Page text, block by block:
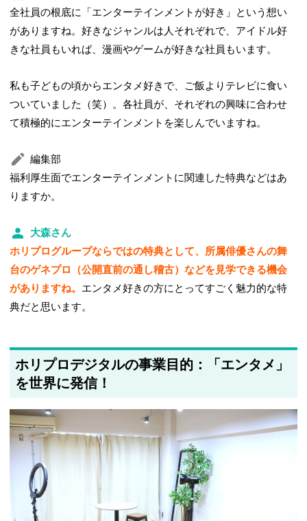
全社員の根底に「エンターテインメントが好き」という想い
がありますね。好きなジャンルは人それぞれで、アイドル好
きな社員もいれば、漫画やゲームが好きな社員もいます。
私も子どもの頃からエンタメ好きで、ご飯よりテレビに食い
ついていました（笑）。各社員が、それぞれの興味に合わせ
て積極的にエンターテインメントを楽しんでいますね。
編集部
福利厚生面でエンターテインメントに関連した特典などはあ
りますか。
大森さん
ホリプログループならではの特典として、所属俳優さんの舞
台のゲネプロ（公開直前の通し稽古）などを見学できる機会
がありますね。 エンタメ好きの方にとってすごく魅力的な特
典だと思います。
ホリプロデジタルの事業目的：「エンタメ」
を世界に発信！